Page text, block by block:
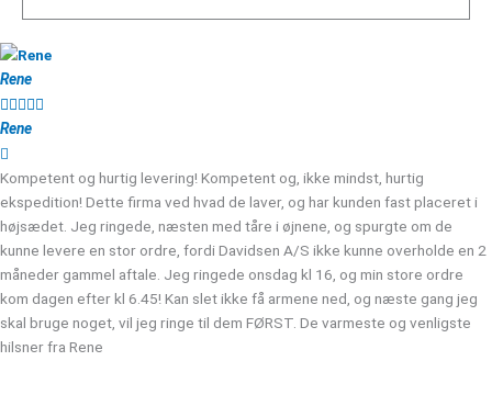
Rene

Rene
Kompetent og hurtig levering! Kompetent og, ikke mindst, hurtig
ekspedition! Dette firma ved hvad de laver, og har kunden fast placeret i
højsædet. Jeg ringede, næsten med tåre i øjnene, og spurgte om de
kunne levere en stor ordre, fordi Davidsen A/S ikke kunne overholde en 2
måneder gammel aftale. Jeg ringede onsdag kl 16, og min store ordre
kom dagen efter kl 6.45! Kan slet ikke få armene ned, og næste gang jeg
skal bruge noget, vil jeg ringe til dem FØRST. De varmeste og venligste
hilsner fra Rene